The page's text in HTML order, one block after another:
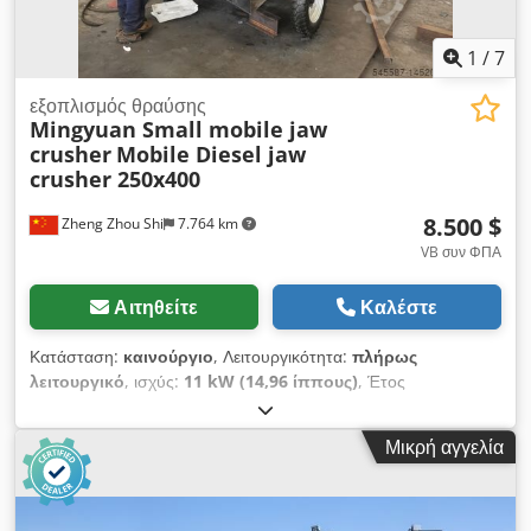
1 /7
Zheng Zhou Shi 7.764 km
εξοπλισμός θραύσης
Mingyuan Small mobile jaw
crusher Mobile Diesel jaw
crusher 250x400
8.500 $
VB συν ΦΠΑ
Αιτηθείτε Καλέστε
Κατάσταση: καινούργιο, Λειτουργικότητα: πλήρως
λειτουργικό, ισχύς: 11 kW (14,96 ίππους), Έτος
, Ο πετρελαιοκίνητος θραυστήρας σιαγόνων
PE250X400 με κόσκινο αναφέρεται συνήθως σε έναν κινητό
θραυστήρα σιαγόνων εξοπλισμένο με πετρελαιοκινητήρα που
μπορεί να χρησιμοποιηθεί για την πρωτογενή θραύση
διαφόρων πρώτων υλών και περιλαμβάνει ένα σύστημα
Μικρή αγγελία